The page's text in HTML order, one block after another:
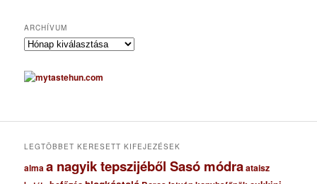
ARCHÍVUM
A
c
h
u
LEGTÖBBET KERESETT KIFEJEZÉSEK
almaa nagyik tepszijéből Sasó módraataisz